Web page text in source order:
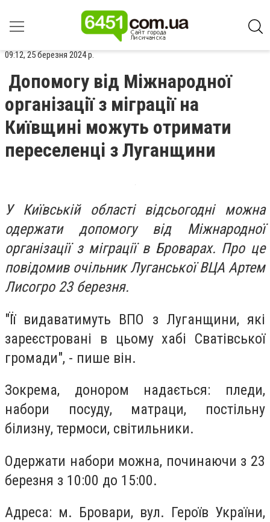
09:12, 25 березня 2024 р.
Допомогу від Міжнародної
організації з міграції на
Київщині можуть отримати
переселенці з Луганщини
У Київській області відсьогодні можна
одержати допомогу від Міжнародної
організації з міграції в Броварах. Про це
повідомив очільник Луганської ВЦА Артем
Лисогро 23 березня.
"Її видаватимуть ВПО з Луганщини, які
зареєстровані в цьому хабі Сватівської
громади", - пише він.
Зокрема, донором надається: пледи,
набори посуду, матраци, постільну
білизну, термоси, світильники.
Одержати набори можна, починаючи з 23
березня з 10:00 до 15:00.
Адреса: м. Бровари, вул. Героїв України,